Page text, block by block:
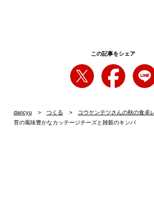
この記事をシェア
dancyu つくる コウケンテツさんの秋の食卓
苔の風味豊かなカッテージチーズと雑穀のキンパ